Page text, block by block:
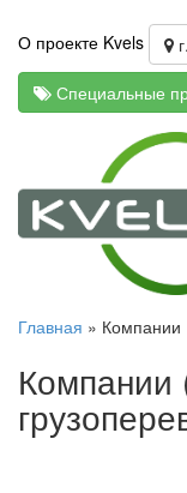
О проекте Kvels
Специальные
Главная » Компании
Компании